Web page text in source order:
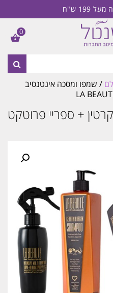
199 ש"ח
/ שמפו ומסכה אינטנסיב
+ ספריי פרוטקט
0